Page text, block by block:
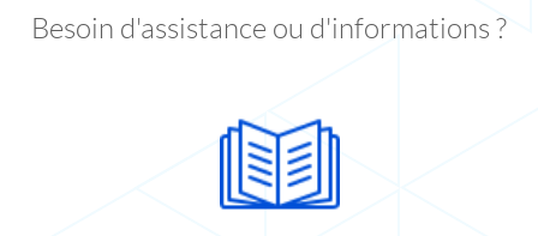
Besoin d'assistance ou d'informations ?